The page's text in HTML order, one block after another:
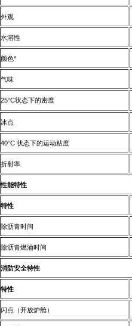
外观
水溶性
颜色*
气味
25°C状态下的密度
冰点
40°C 状态下的运动粘度
折射率
性能特性
特性
除沥青时间
除沥青燃油时间
消防安全特性
特性
闪点（开放炉舱）